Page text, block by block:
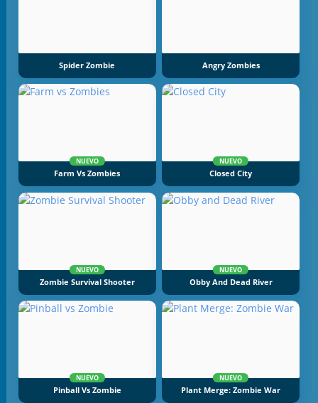
Spider Zombie Angry Zombies
NUEVO
Farm Vs Zombies
NUEVO
Closed City
NUEVO
Zombie Survival Shooter
NUEVO
Obby And Dead River
NUEVO
Pinball Vs Zombie
NUEVO
Plant Merge: Zombie War